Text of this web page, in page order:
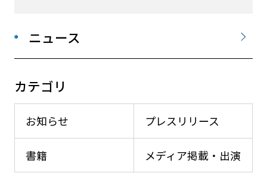
ニュース
カテゴリ
お知らせ プレスリリース
メディア掲載・出演
書籍